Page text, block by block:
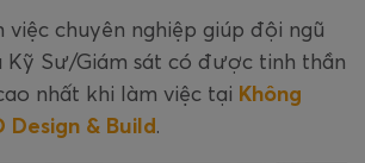
chuyên nghiệp giúp đội ngũ
Kỹ Sư/Giám sát có được tinh thần
nhất khi làm việc tại Không
Design & Build .